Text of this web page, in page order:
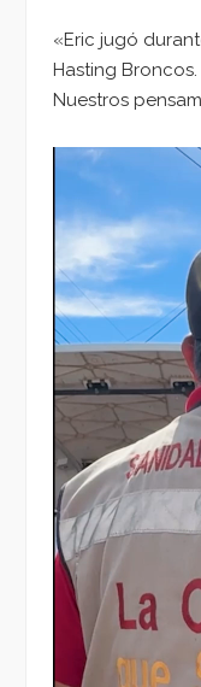
«Eric jugó
Hasting
Nuestros
Reproductor
vídeo